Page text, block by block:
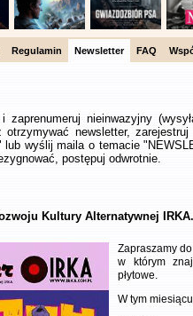
Regulamin Newsletter FAQ
zaprenumeruj nieinwazyjny
otrzymywać newsletter,
lub wyślij maila o temacie
postępuj odwrotnie.
Kultury Alternatywnej
Zapraszamy
w którym
płytowe.
W tym